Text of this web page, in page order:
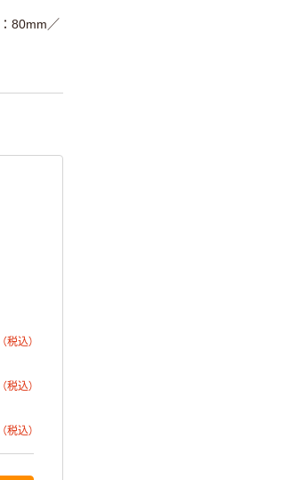
80mm ／
（税込）
（税込）
（税込）